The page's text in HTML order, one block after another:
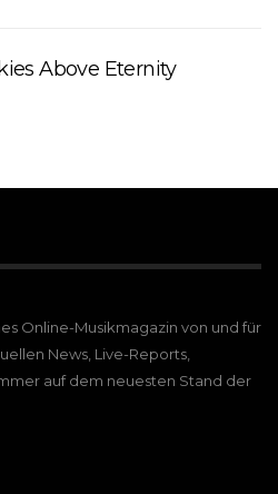
Above Eternity
Online-Musikmagazin von und für
News, Live-Reports,
auf dem neuesten Stand der